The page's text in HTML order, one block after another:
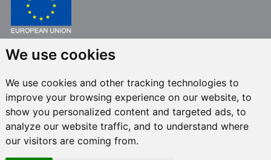
We use cookies
We use cookies and other tracking technologies to
improve your browsing experience on our website, to
show you personalized content and targeted ads, to
analyze our website traffic, and to understand where
our visitors are coming from.
FONDO EUROPEO DE DESARROLLO REGIONAL
FRECAN S.L.U.en el marco del Programa ICEX Next, ha contado con el apoyo
de ICEX y con la cofinanciación del fondo europeo FEDER. La finalidad de
este apoyo es contribuir al desarrollo internacional de la empresa y de su
entorno.
Todos los derechos reservados © 2024 Frecan, S.L.U. -